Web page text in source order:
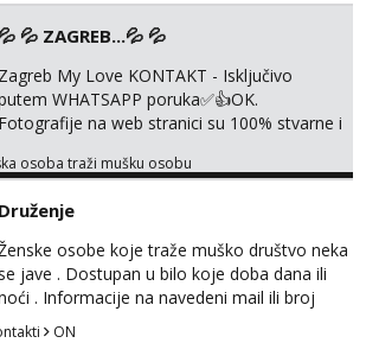
💦 💦 ZAGREB...💦 💦
Zagreb My Love KONTAKT - Isključivo
WHATSAPP poruka✅️👍OK.
Fotografije na web stranici su 100% stvarne i
Ali informacije ću vam poslati
stanu; čista kupaonica i ručnici za vas prije ili
masaže, nalazim se u centru grada. 🚫
NE POZIVI ,❌️ NE SEXCAM, ❌️NE
osoba traži mušku osobu
Druženje
osobe koje traže muško društvo neka
se jave . Dostupan u bilo koje doba dana ili
. Informacije na navedeni mail ili broj
mobitela.
ON